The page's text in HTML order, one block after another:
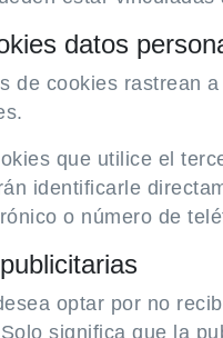
datos
de cookies rastrean
que utilice el
identificarle
o número de
optar por no
significa que la